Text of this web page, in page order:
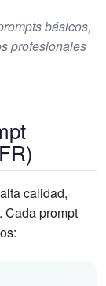
básicos,
profesionales
calidad,
. Cada prompt